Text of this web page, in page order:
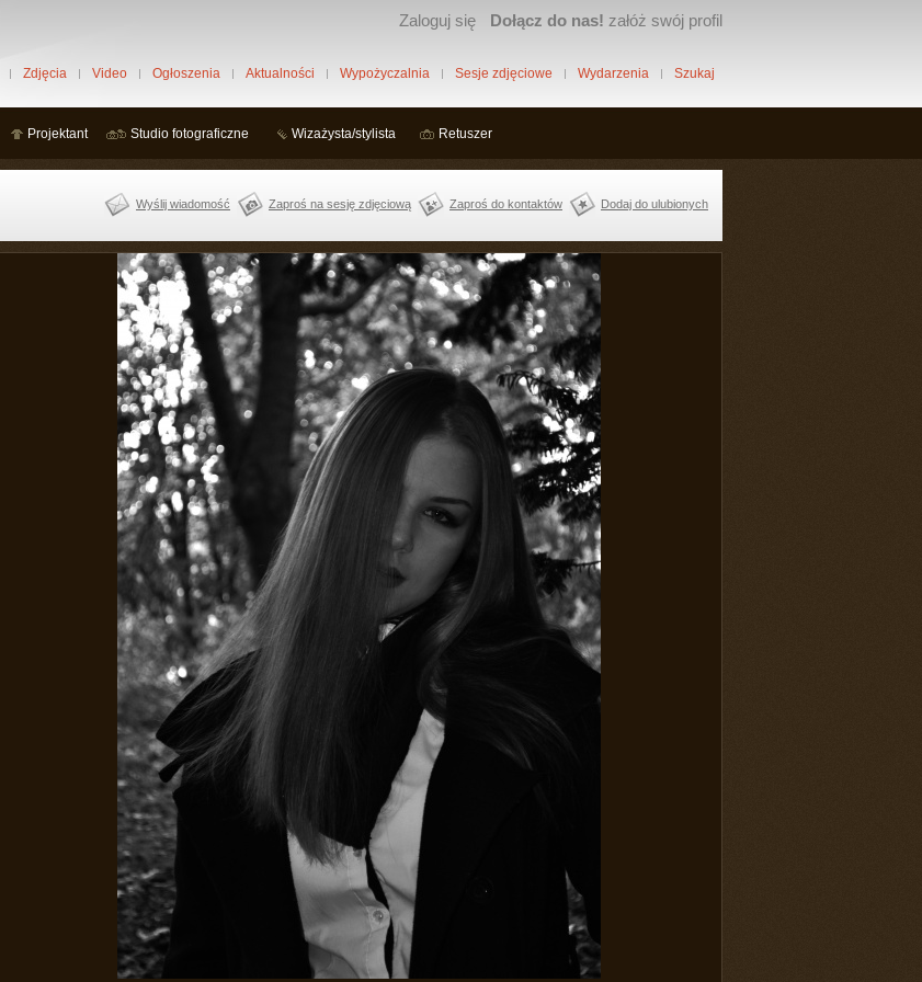
Zaloguj się Dołącz do nas! załóż swój profil
Zdjęcia Video Ogłoszenia Aktualności Wypożyczalnia Sesje zdjęciowe Wydarzenia Szukaj
Projektant Studio fotograficzne Wizażysta/stylista Retuszer
Wyślij wiadomość Zaproś na sesję zdjęciową Zaproś do kontaktów Dodaj do ulubionych